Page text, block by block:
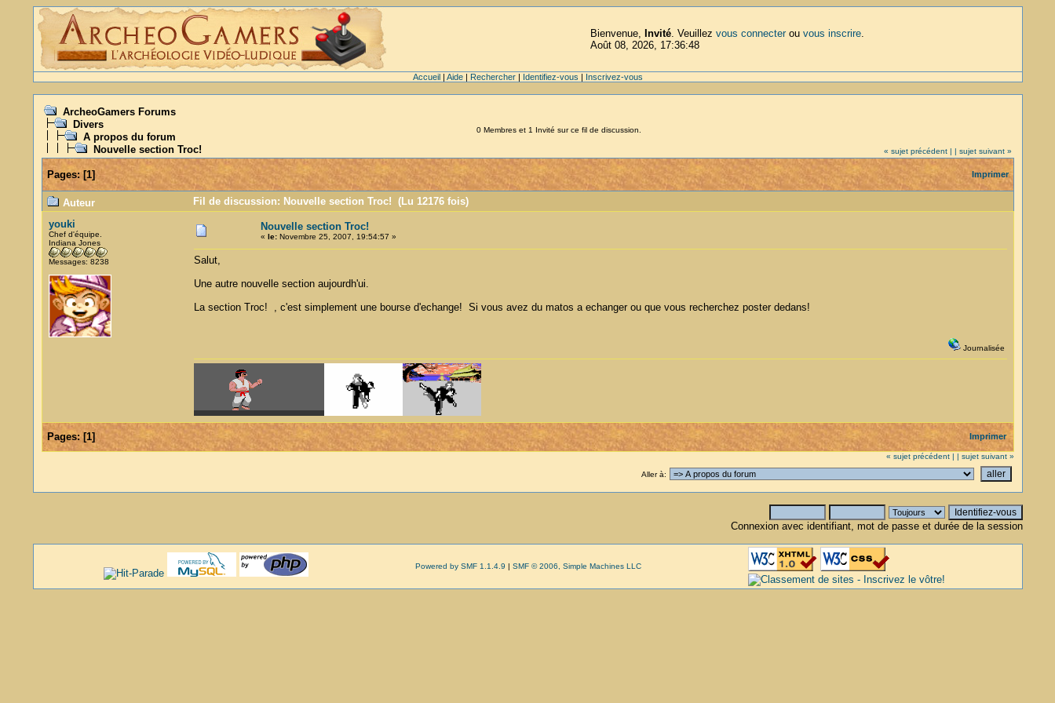
Bienvenue, Invité. Veuillez vous connecterou vous inscrire.
Août 08, 2026, 17:36:48
Accueil| Aide| Rechercher| Identifiez-vous | Inscrivez-vous
ArcheoGamers Forums
Divers
A propos du forum
Nouvelle section Troc!
0 Membres et 1 Invité sur ce fil de discussion.
« sujet précédent | | sujet suivant »
Pages:[1] Imprimer
Auteur
Fil de discussion: Nouvelle section Troc! (Lu 12176 fois)
youki
Chef d'équipe.
Indiana Jones
Messages: 8238
Nouvelle section Troc!
« le:Novembre 25, 2007, 19:54:57 »
Salut,
Une autre nouvelle section aujourdh'ui.
La section Troc! , c'est simplement une bourse d'echange! Si vous avez du matos a echanger ou que vous recherchez poster dedans!
Journalisée
Pages:[1] Imprimer
« sujet précédent | | sujet suivant »
Aller à:
Connexion avec identifiant, mot de passe et durée de la session
Powered by SMF 1.1.4.9 | SMF © 2006, Simple Machines LLC